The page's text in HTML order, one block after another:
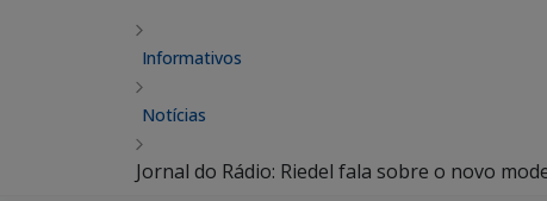
Informativos
Notícias
Jornal do Rádio: Riedel fala sobre o novo